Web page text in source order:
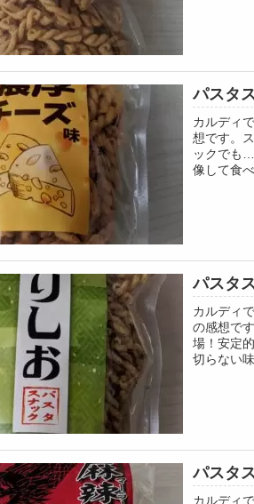
パスタ
カルディ
想です。
ックでも
像して食
パスタ
カルディ
の感想で
場！安定
切らない
パスタ
カルディ